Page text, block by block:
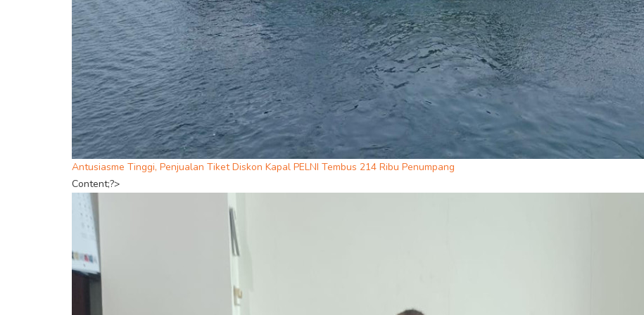
Antusiasme Tinggi, Penjualan Tiket Diskon Kapal PELNI Tembus 214 Ribu Penumpang
Content;?>